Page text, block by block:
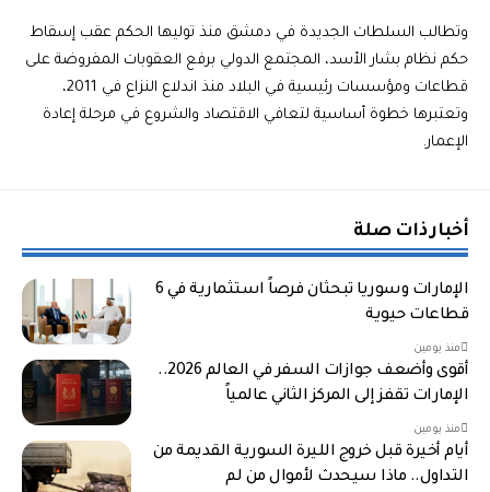
وتطالب السلطات الجديدة في دمشق منذ توليها الحكم عقب إسقاط
حكم نظام بشار الأسد، المجتمع الدولي برفع العقوبات المفروضة على
قطاعات ومؤسسات رئيسية في البلاد منذ اندلاع النزاع في 2011،
وتعتبرها خطوة أساسية لتعافي الاقتصاد والشروع في مرحلة إعادة
الإعمار.
أخبار ذات صلة
الإمارات وسوريا تبحثان فرصاً استثمارية في 6
قطاعات حيوية
منذ يومين
أقوى وأضعف جوازات السفر في العالم 2026..
الإمارات تقفز إلى المركز الثاني عالمياً
منذ يومين
أيام أخيرة قبل خروج الليرة السورية القديمة من
التداول.. ماذا سيحدث لأموال من لم